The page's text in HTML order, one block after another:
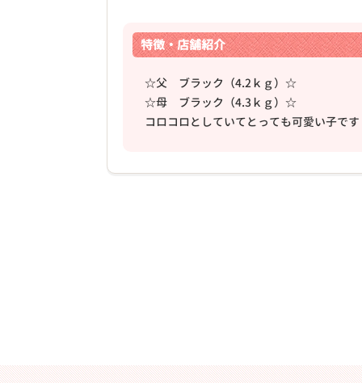
特徴・店舗紹介
☆父 ブラック（4.2ｋｇ）☆
☆母 ブラック（4.3ｋｇ）☆
コロコロとしていてとっても可愛い子で